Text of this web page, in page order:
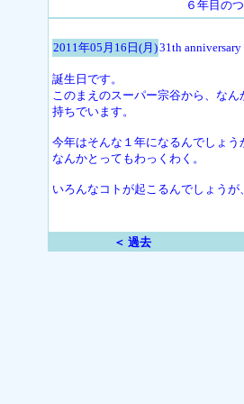
６年目の
2011年05月16日(月)31th anniversary
誕生日です。
このまえのスーパー宗谷から、な
持ちでいます。
今年はそんな１年になるんでしょう
なんかとってもわっくわく。
いろんなコトが起こるんでしょう
＜ 過去